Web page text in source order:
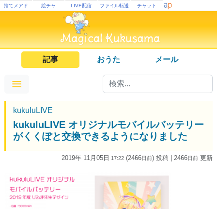
捨てメアド 絵チャ LIVE配信 ファイル転送 チャット
記事 おうた メール
kukuluLIVE
kukuluLIVE オリジナルモバイルバッテリー
がくくぽと交換できるようになりました
2019年 11月05日 17:22 (2466日前) 投稿 | 2466日前 更新